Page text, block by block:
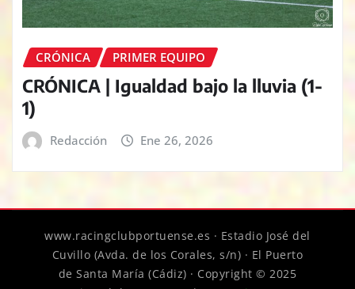
CRÓNICA PRIMER EQUIPO
CRÓNICA | Igualdad bajo la lluvia (1-
1)
Redacción Ene 26, 2026
www.racingclubportuense.es · Estadio José del
Cuvillo (Avda. de los Corales, s/n) · El Puerto
de Santa María (Cádiz) · Copyright © 2025